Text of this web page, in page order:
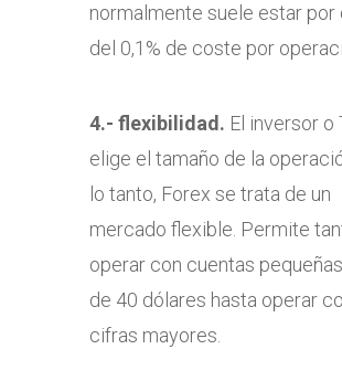
normalmente suele estar por
del 0,1% de coste por
4.- flexibilidad. El inversor o
elige el tamaño de la
lo tanto, Forex se trata de un
mercado flexible. Permite
operar con cuentas
de 40 dólares hasta operar
cifras mayores.